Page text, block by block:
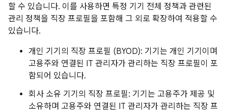
할 수 있습니다. 이를 사용하면 특정 기기 전체 정책과 관련된
관리 정책을 직장 프로필을 포함해 그 외로 확장하여 적용할 수
있습니다.
개인 기기의 직장 프로필 (BYOD): 기기는 개인 기기이며
고용주와 연결된 IT 관리자가 관리하는 직장 프로필이 포
함되어 있습니다.
회사 소유 기기의 직장 프로필: 기기는 고용주가 제공 및
소유하며 고용주와 연결된 IT 관리자가 관리하는 직장 프